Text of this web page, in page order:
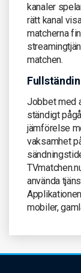
kanaler
rätt kanal
matcherna
matchen.
Jobbet med
ständigt
jämförelse
vaksamhet
använda
mobiler,